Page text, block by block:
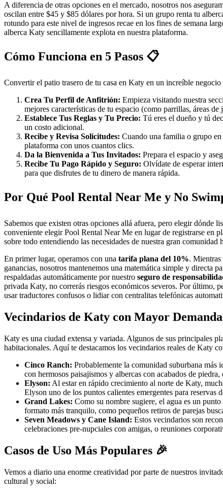
A diferencia de otras opciones en el mercado, nosotros nos
oscilan entre $45 y $85 dólares por hora. Si un grupo renta tu
rotundo para este nivel de ingresos recae en los fines de semana
alberca Katy sencillamente explota en nuestra plataforma.
Cómo Funciona en 5 Pasos 📋
Convertir el patio trasero de tu casa en Katy en un increíble
Crea Tu Perfil de Anfitrión: Empieza visitando nuestra
mejores características de tu espacio (como parrillas, áreas de
Establece Tus Reglas y Tu Precio: Tú eres el dueño y tú
un costo adicional.
Recibe y Revisa Solicitudes: Cuando una familia o grupo
plataforma con unos cuantos clics.
Da la Bienvenida a Tus Invitados: Prepara el espacio y
Recibe Tu Pago Rápido y Seguro: Olvídate de esperar
para que disfrutes de tu dinero de manera rápida.
Por Qué Pool Rental Near Me y No
Sabemos que existen otras opciones allá afuera, pero elegir dónde
conveniente elegir Pool Rental Near Me en lugar de registrarse en
sobre todo entendiendo las necesidades de nuestra gran comunidad
En primer lugar, operamos con una tarifa plana del 10%. Mientras
ganancias, nosotros mantenemos una matemática simple y directa
respaldadas automáticamente por nuestro seguro de
privada Katy, no correrás riesgos económicos severos. Por último,
usar traductores confusos o lidiar con centralitas telefónicas
Vecindarios de Katy con Mayor
Katy es una ciudad extensa y variada. Algunos de sus principales
habitacionales. Aquí te destacamos los vecindarios reales de Katy
Cinco Ranch: Probablemente la comunidad suburbana más
con hermosos paisajismos y albercas con acabados de
Elyson: Al estar en rápido crecimiento al norte de Katy,
Elyson uno de los puntos calientes emergentes para
Grand Lakes: Como su nombre sugiere, el agua es un
formato más tranquilo, como pequeños retiros de parejas
Seven Meadows y Cane Island: Estos vecindarios son
celebraciones pre-nupciales con amigas, o reuniones
Casos de Uso Más Populares 🎉
Vemos a diario una enorme creatividad por parte de nuestros
cultural y social: